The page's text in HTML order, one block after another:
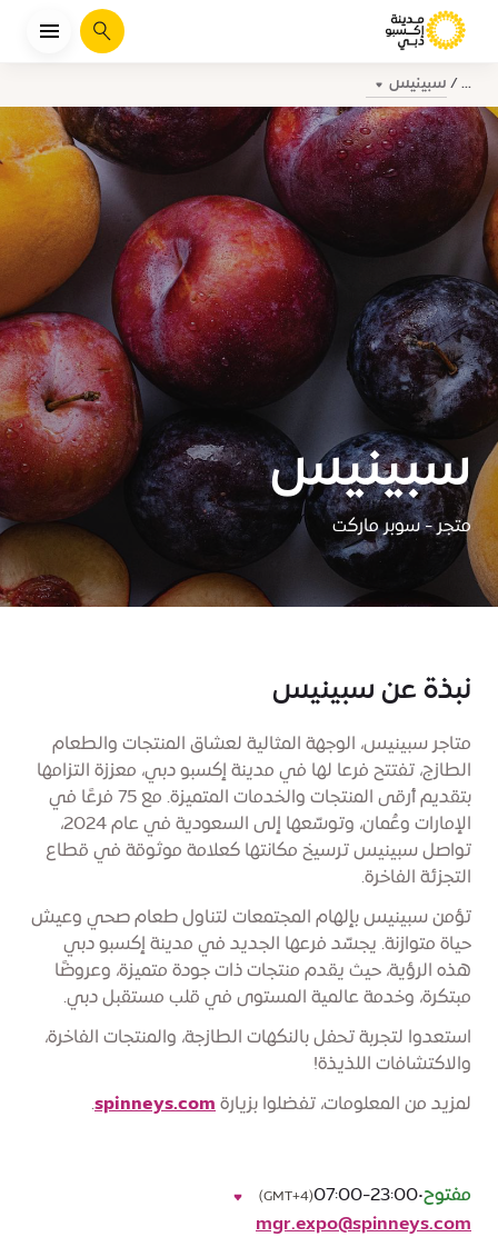
يبحث
... سبينيس
سبينيس
متجر - سوبر ماركت
نبذة عن سبينيس
متاجر سبينيس، الوجهة المثالية لعشاق المنتجات والطعام
الطازج، تفتتح فرعا لها في مدينة إكسبو دبي، معززة التزامها
بتقديم أرقى المنتجات والخدمات المتميزة. مع 75 فرعًا في
الإمارات وعُمان، وتوسّعها إلى السعودية في عام 2024،
تواصل سبينيس ترسيخ مكانتها كعلامة موثوقة في قطاع
التجزئة الفاخرة.
تؤمن سبينيس بإلهام المجتمعات لتناول طعام صحي وعيش
حياة متوازنة. يجسّد فرعها الجديد في مدينة إكسبو دبي
هذه الرؤية، حيث يقدم منتجات ذات جودة متميزة، وعروضًا
مبتكرة، وخدمة عالمية المستوى في قلب مستقبل دبي.
استعدوا لتجربة تحفل بالنكهات الطازجة، والمنتجات الفاخرة،
والاكتشافات اللذيذة!
لمزيد من المعلومات، تفضلوا بزيارة spinneys.com
.
مفتوح•
07:00-23:00
(GMT+4)
mgr.expo@spinneys.com